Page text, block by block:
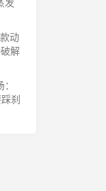
发
动
解
刹